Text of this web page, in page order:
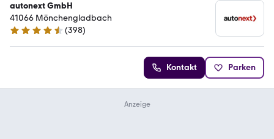
autonext GmbH
41066 Mönchengladbach
4.7 Sterne
(398)
Kontakt Parken